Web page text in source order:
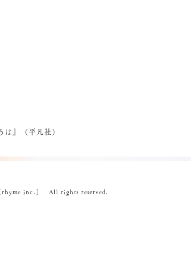
』（平凡社）
rhyme inc.］ All rights reserved.